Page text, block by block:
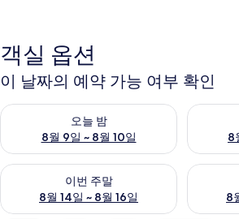
객실 옵션
이 날짜의 예약 가능 여부 확인
오늘 밤
8월 9일 ~ 8월 10일
오늘 밤 예약 가능 여부 확인, 8월 9일 ~ 8월
8
내일 예
이번 주말
8월 14일 ~ 8월 16일
이번 주말 예약 가능 여부 확인, 8월 14일 ~
8
다음 주